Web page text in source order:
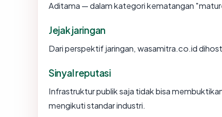
Aditama — dalam kategori kematangan
Jejak jaringan
Dari perspektif jaringan, wasamitra.co.id
Sinyal reputasi
Infrastruktur publik saja tidak bisa
mengikuti standar industri.